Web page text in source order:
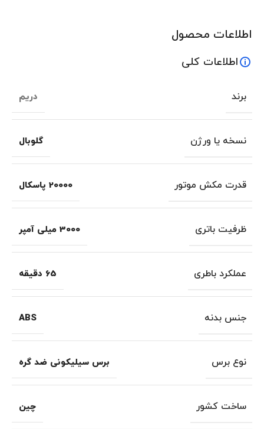
اطلاعات محصول
اطلاعات کلی
برند دریم
نسخه یا ورژن گلوبال
قدرت مکش موتور 20000 پاسکال
ظرفیت باتری 3000 میلی آمپر
عملکرد باطری 65 دقیقه
جنس بدنه ABS
نوع برس برس سیلیکونی ضد گره
ساخت کشور چین